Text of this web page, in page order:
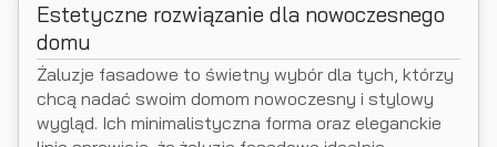
Estetyczne rozwiązanie dla nowoczesnego
domu
Żaluzje fasadowe to świetny wybór dla tych, którzy
chcą nadać swoim domom nowoczesny i stylowy
wygląd. Ich minimalistyczna forma oraz eleganckie